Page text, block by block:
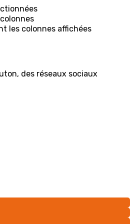
les colonnes affichées
des réseaux sociaux